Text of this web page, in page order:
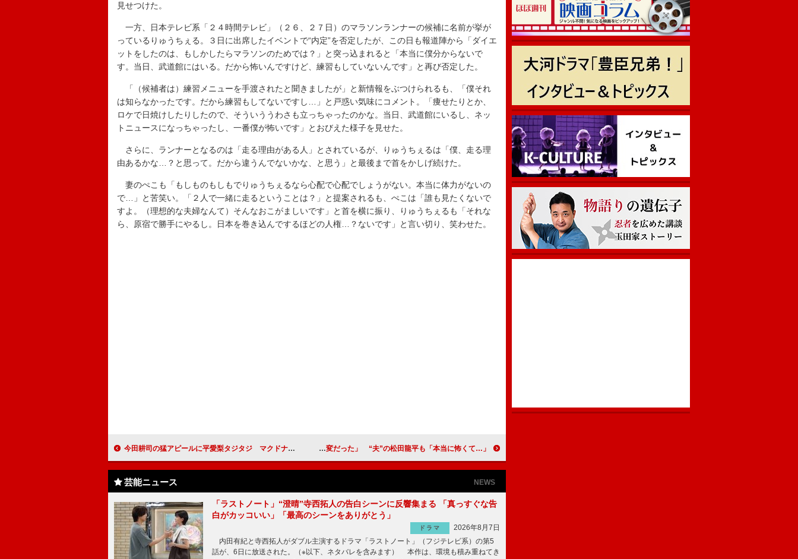
見せつけた。
一方、日本テレビ系「２４時間テレビ」（２６、２７日）のマラソンランナーの候補に名前が挙が
っているりゅうちぇる。３日に出席したイベントで“内定”を否定したが、この日も報道陣から「ダイエ
ットをしたのは、もしかしたらマラソンのためでは？」と突っ込まれると「本当に僕分からないで
す。当日、武道館にはいる。だから怖いんですけど、練習もしていないんです」と再び否定した。
「（候補者は）練習メニューを手渡されたと聞きましたが」と新情報をぶつけられるも、「僕それ
は知らなかったです。だから練習もしてないですし…」と戸惑い気味にコメント。「痩せたりとか、
ロケで日焼けしたりしたので、そういううわさも立っちゃったのかな。当日、武道館にいるし、ネッ
トニュースになっちゃったし、一番僕が怖いです」とおびえた様子を見せた。
さらに、ランナーとなるのは「走る理由がある人」とされているが、りゅうちぇるは「僕、走る理
由あるかな…？と思って。だから違うんでないかな、と思う」と最後まで首をかしげ続けた。
妻のぺこも「もしものもしもでりゅうちぇるなら心配で心配でしょうがない。本当に体力がないの
で…」と苦笑い。「２人で一緒に走るということは？」と提案されるも、ぺこは「誰も見たくないで
すよ。（理想的な夫婦なんて）そんなおこがましいです」と首を横に振り、りゅうちぇるも「それな
ら、原宿で勝手にやるし。日本を巻き込んでするほどの人権…？ないです」と言い切り、笑わせた。
今田耕司の猛アピールに平愛梨タジタジ マクドナルドの愛称論争ついに決着？ 長澤まさみ、怒り続ける役「大変だった」 “夫”の松田龍平も「本当に怖くて…」
芸能ニュース NEWS
「ラストノート」“澄晴”寺西拓人の告白シーンに反響集まる 「真っすぐな告
白がカッコいい」「最高のシーンをありがとう」
ドラマ
2026年8月7日
内田有紀と寺西拓人がダブル主演するドラマ「ラストノート」（フジテレビ系）の第5
話が、6日に放送された。（※以下、ネタバレを含みます） 本作は、環境も積み重ねてき